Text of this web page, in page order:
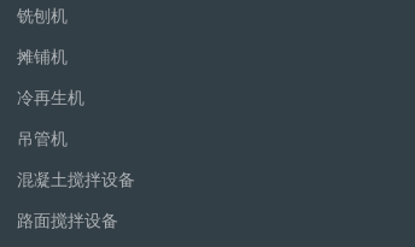
铣刨机
摊铺机
冷再生机
吊管机
混凝土搅拌设备
路面搅拌设备